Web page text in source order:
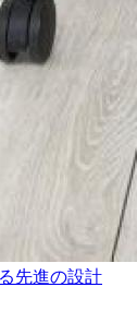
先進の設計